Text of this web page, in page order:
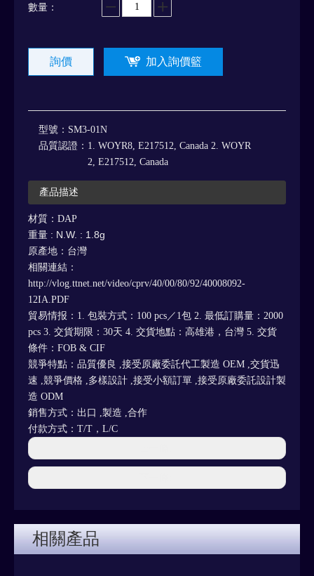
數量：
詢價 加入詢價籃
型號： SM3-01N
品質認證： 1. WOYR8, E217512, Canada 2. WOYR
2, E217512, Canada
產品描述
材質：DAP
重量 : N.W. : 1.8g
原產地：台灣
相關連結：
http://vlog.ttnet.net/video/cprv/40/00/80/92/40008092-
12IA.PDF
貿易情报：1. 包裝方式：100 pcs／1包 2. 最低訂購量：2000
pcs 3. 交貨期限：30天 4. 交貨地點：高雄港，台灣 5. 交貨
條件：FOB & CIF
競爭特點：品質優良 ,接受原廠委託代工製造 OEM ,交貨迅
速 ,競爭價格 ,多樣設計 ,接受小額訂單 ,接受原廠委託設計製
造 ODM
銷售方式：出口 ,製造 ,合作
付款方式：T/T，L/C
相關產品